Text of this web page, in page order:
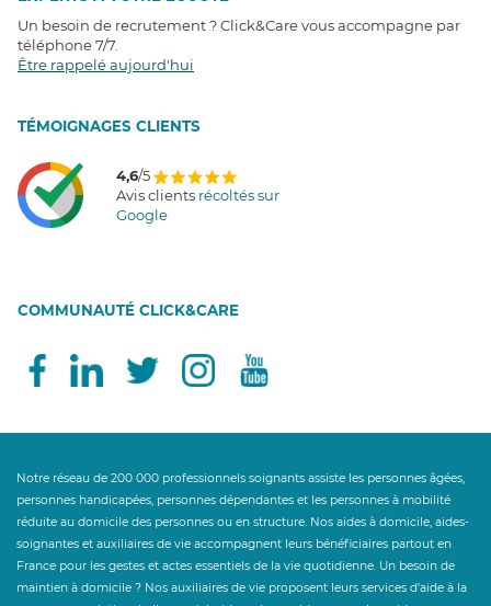
Un besoin de recrutement ? Click&Care vous accompagne par
téléphone 7/7
Être rappelé aujourd'hui
TÉMOIGNAGES CLIENTS
4,6/5
Avis clients récoltés sur
Google
COMMUNAUTÉ CLICK&CARE
Notre réseau de 200 000 professionnels soignants assiste les personnes âgées,
personnes handicapées, personnes dépendantes et les personnes à mobilité
réduite au domicile des personnes ou en structure. Nos aides à domicile, aides-
soignantes et auxiliaires de vie accompagnent leurs bénéficiaires partout en
France pour les gestes et actes essentiels de la vie quotidienne. Un besoin de
maintien à domicile ? Nos auxiliaires de vie proposent leurs services d'aide à la